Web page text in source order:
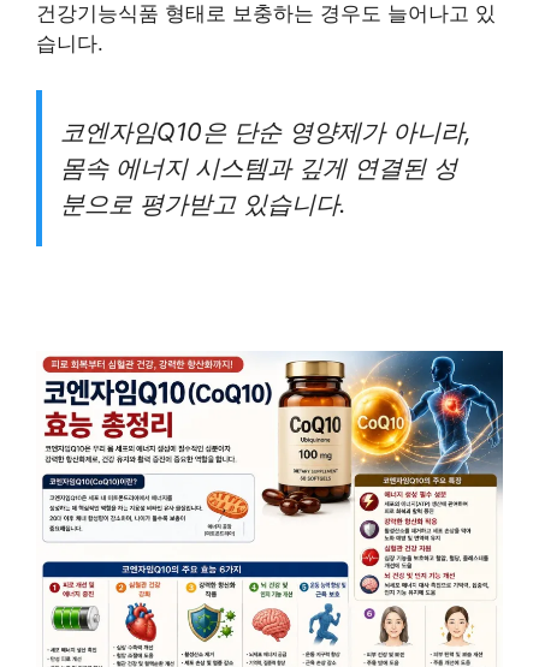
건강기능식품 형태로 보충하는 경우도 늘어나고 있
습니다.
코엔자임Q10은 단순 영양제가 아니라,
몸속 에너지 시스템과 깊게 연결된 성
분으로 평가받고 있습니다.